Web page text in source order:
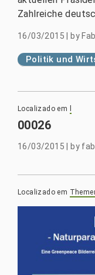
Zahlreiche
16/03/2015 by
Politik und
Localizado em
00026
16/03/2015 by
Localizado em